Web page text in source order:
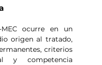
ocurre en un
origen al tratado,
criterios
y competencia